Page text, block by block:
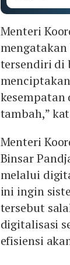
Menteri
tersendiri di
tambah,”
Menteri
Binsar
melalui
ini ingin
tersebut
digitalisasi
efisiensi